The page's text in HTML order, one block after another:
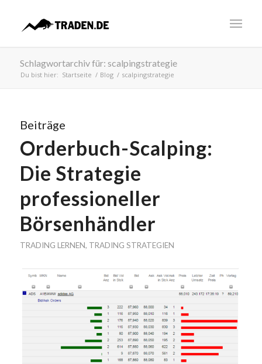
Schlagwortarchiv für: scalpingstrategie
Du bist hier: Startseite / Blog / scalpingstrategie
Beiträge
Orderbuch-Scalping:
Die Strategie
professioneller
Börsenhändler
TRADING LERNEN, TRADING STRATEGIEN